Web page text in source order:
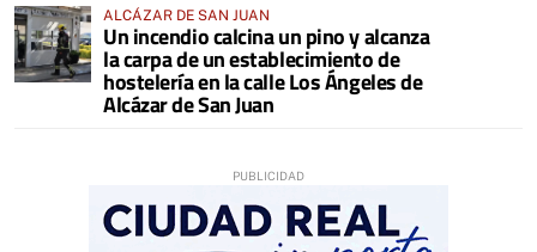
ALCÁZAR DE SAN JUAN
Un incendio calcina un pino y alcanza
la carpa de un establecimiento de
hostelería en la calle Los Ángeles de
Alcázar de San Juan